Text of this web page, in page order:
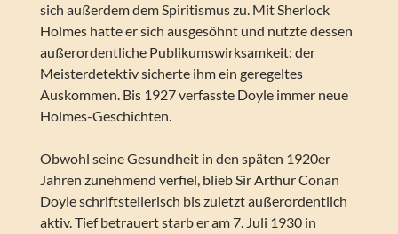
sich außerdem dem Spiritismus zu. Mit Sherlock
Holmes hatte er sich ausgesöhnt und nutzte dessen
außerordentliche Publikumswirksamkeit: der
Meisterdetektiv sicherte ihm ein geregeltes
Auskommen. Bis 1927 verfasste Doyle immer neue
Holmes-Geschichten.
Obwohl seine Gesundheit in den späten 1920er
Jahren zunehmend verfiel, blieb Sir Arthur Conan
Doyle schriftstellerisch bis zuletzt außerordentlich
aktiv. Tief betrauert starb er am 7. Juli 1930 in